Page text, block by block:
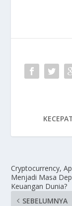
Cryptocurrency,
Menjadi Masa
Keuangan Dunia?
SEBELUMNYA